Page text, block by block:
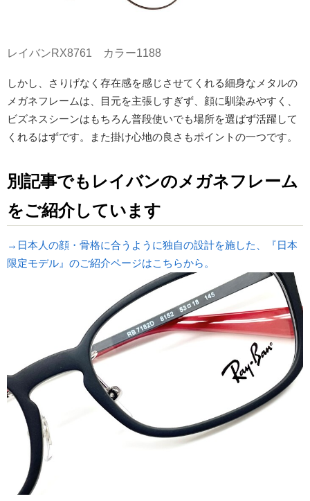
レイバンRX8761 カラー1188
しかし、さりげなく存在感を感じさせてくれる細身なメタルの
メガネフレームは、目元を主張しすぎず、顔に馴染みやすく、
ビズネスシーンはもちろん普段使いでも場所を選ばず活躍して
くれるはずです。また掛け心地の良さもポイントの一つです。
別記事でもレイバンのメガネフレーム
をご紹介しています
→日本人の顔・骨格に合うように独自の設計を施した、『日本
限定モデル』のご紹介ページはこちらから。